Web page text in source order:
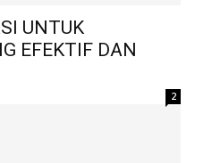
UNTUK
EFEKTIF DAN
2